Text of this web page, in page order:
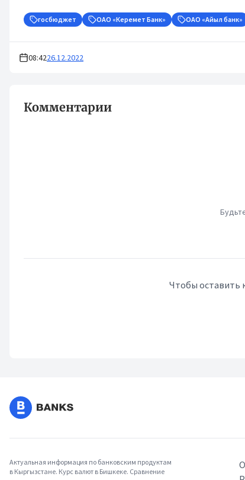
госбюджет ОАО «Керемет Банк» ОАО «Айыл банк»
08:4226.12.2022
Комментарии
Чтобы оставить
Актуальная информация по банковским продуктам
в Кыргызстане. Курс валют в Бишкеке. Сравнение